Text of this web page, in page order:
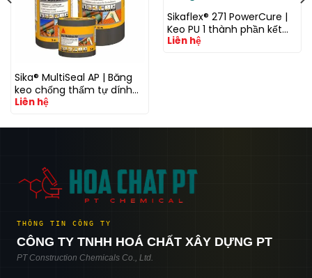
Sika® MultiSeal AP | Băng
keo chống thấm tự dính
đa năng cho mái, khe nối
Liên hệ
Sikaflex® 271 PowerCure |
Keo PU 1 thành phần kết
cấu đóng rắn nhanh
Liên hệ
THÔNG TIN CÔNG TY
CÔNG TY TNHH HOÁ CHẤT XÂY DỰNG PT
PT Construction Chemicals Co., Ltd.